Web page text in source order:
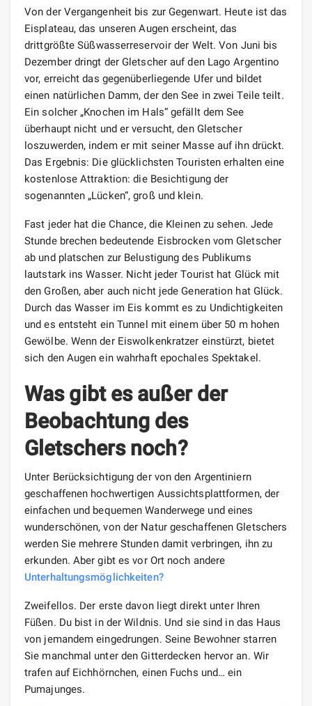
Von der Vergangenheit bis zur Gegenwart. Heute ist das
Eisplateau, das unseren Augen erscheint, das
drittgrößte Süßwasserreservoir der Welt. Von Juni bis
Dezember dringt der Gletscher auf den Lago Argentino
vor, erreicht das gegenüberliegende Ufer und bildet
einen natürlichen Damm, der den See in zwei Teile teilt.
Ein solcher „Knochen im Hals“ gefällt dem See
überhaupt nicht und er versucht, den Gletscher
loszuwerden, indem er mit seiner Masse auf ihn drückt.
Das Ergebnis: Die glücklichsten Touristen erhalten eine
kostenlose Attraktion: die Besichtigung der
sogenannten „Lücken“, groß und klein.
Fast jeder hat die Chance, die Kleinen zu sehen. Jede
Stunde brechen bedeutende Eisbrocken vom Gletscher
ab und platschen zur Belustigung des Publikums
lautstark ins Wasser. Nicht jeder Tourist hat Glück mit
den Großen, aber auch nicht jede Generation hat Glück.
Durch das Wasser im Eis kommt es zu Undichtigkeiten
und es entsteht ein Tunnel mit einem über 50 m hohen
Gewölbe. Wenn der Eiswolkenkratzer einstürzt, bietet
sich den Augen ein wahrhaft epochales Spektakel.
Was gibt es außer der
Beobachtung des
Gletschers noch?
Unter Berücksichtigung der von den Argentiniern
geschaffenen hochwertigen Aussichtsplattformen, der
einfachen und bequemen Wanderwege und eines
wunderschönen, von der Natur geschaffenen Gletschers
werden Sie mehrere Stunden damit verbringen, ihn zu
erkunden. Aber gibt es vor Ort noch andere
Unterhaltungsmöglichkeiten?
Zweifellos. Der erste davon liegt direkt unter Ihren
Füßen. Du bist in der Wildnis. Und sie sind in das Haus
von jemandem eingedrungen. Seine Bewohner starren
Sie manchmal unter den Gitterdecken hervor an. Wir
trafen auf Eichhörnchen, einen Fuchs und… ein
Pumajunges.